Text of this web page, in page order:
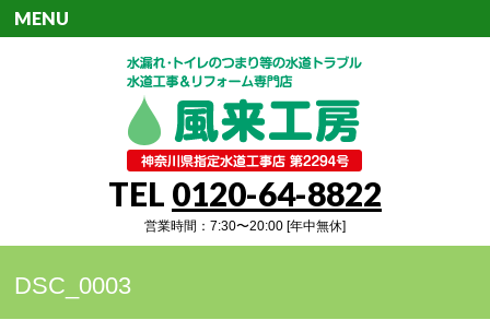
TEL 0120-64-8822
営業時間：7:30〜20:00 [年中無休]
MENU
DSC_0003